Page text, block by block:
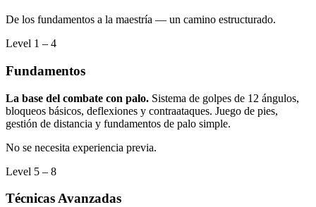
De los fundamentos a la maestría — un camino estructurado.
Level 1 – 4
Fundamentos
La base del combate con palo. Sistema de golpes de 12 ángulos,
bloqueos básicos, deflexiones y contraataques. Juego de pies,
gestión de distancia y fundamentos de palo simple.
No se necesita experiencia previa.
Level 5 – 8
Técnicas Avanzadas